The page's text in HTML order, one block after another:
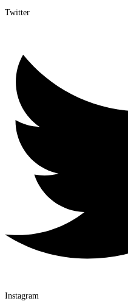
Twitter
Instagram